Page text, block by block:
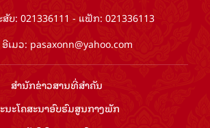
ບ: 021336111 - ແຟັກ: 021336113
ອີເມວ: pasaxonn@yahoo.com
ສຳ​ນັກ​ຂ່າວ​ສານ​ທີ່​ສຳ​ຄັນ​
ນະໂຄສະນາອົບຮົມ​ສູນ​ກາງ​ພັກ